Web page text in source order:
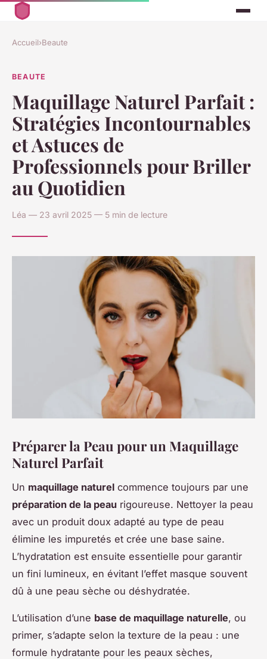
Accueil›Beaute
BEAUTE
Maquillage Naturel Parfait :
Stratégies Incontournables
et Astuces de
Professionnels pour Briller
au Quotidien
Léa — 23 avril 2025 — 5 min de lecture
Préparer la Peau pour un Maquillage
Naturel Parfait
Un maquillage naturel commence toujours par une
préparation de la peau rigoureuse. Nettoyer la peau
avec un produit doux adapté au type de peau
élimine les impuretés et crée une base saine.
L’hydratation est ensuite essentielle pour garantir
un fini lumineux, en évitant l’effet masque souvent
dû à une peau sèche ou déshydratée.
L’utilisation d’une base de maquillage naturelle, ou
primer, s’adapte selon la texture de la peau : une
formule hydratante pour les peaux sèches,